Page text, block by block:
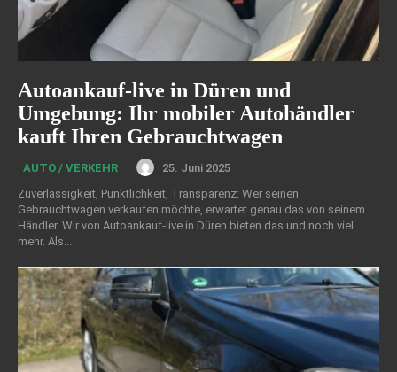
Autoankauf-live in Düren und
Umgebung: Ihr mobiler Autohändler
kauft Ihren Gebrauchtwagen
AUTO / VERKEHR
25. Juni 2025
Zuverlässigkeit, Pünktlichkeit, Transparenz: Wer seinen
Gebrauchtwagen verkaufen möchte, erwartet genau das von seinem
Händler. Wir von Autoankauf-live in Düren bieten das und noch viel
mehr. Als...